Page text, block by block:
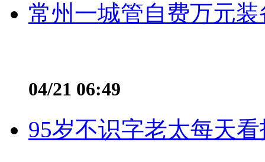
常州一城管自费万元
04/21 06:49
95岁不识字老太每天